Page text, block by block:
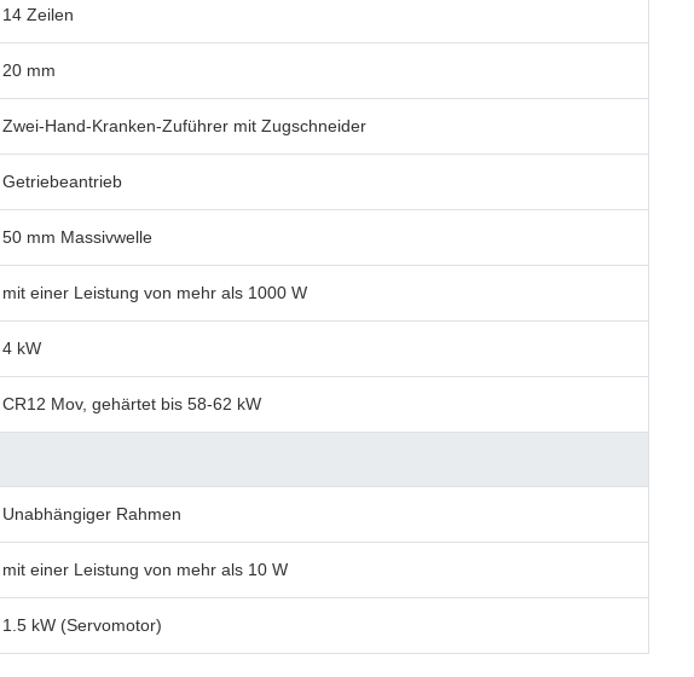
14 Zeilen
20 mm
Zwei-Hand-Kranken-Zuführer mit Zugschneider
Getriebeantrieb
50 mm Massivwelle
mit einer Leistung von mehr als 1000 W
4 kW
CR12 Mov, gehärtet bis 58-62 kW
Unabhängiger Rahmen
mit einer Leistung von mehr als 10 W
1.5 kW (Servomotor)